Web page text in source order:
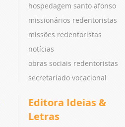
hospedagem santo afonso
missionários redentoristas
missões redentoristas
notícias
obras sociais redentoristas
secretariado vocacional
Editora Ideias &
Letras